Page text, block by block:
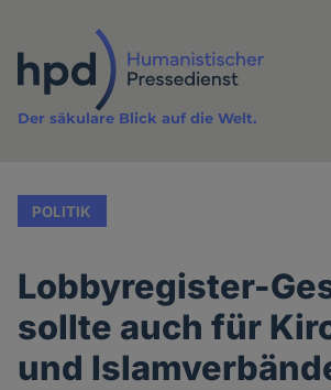
Inhalt
Der säkulare Blick auf die Welt.
POLITIK
Lobbyregister-
sollte auch für
und